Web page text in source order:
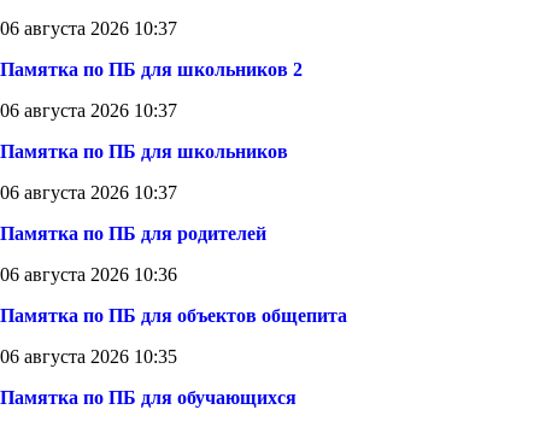
06 августа 2026 10:37
Памятка по ПБ для школьников 2
06 августа 2026 10:37
Памятка по ПБ для школьников
06 августа 2026 10:37
Памятка по ПБ для родителей
06 августа 2026 10:36
Памятка по ПБ для объектов общепита
06 августа 2026 10:35
Памятка по ПБ для обучающихся